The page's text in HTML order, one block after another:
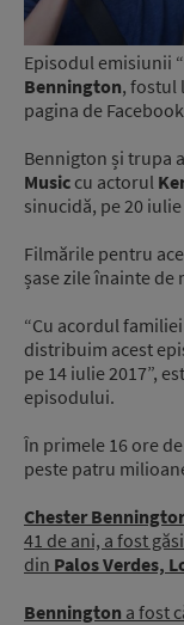
Episodul emisiunii “
Bennington, fostul
pagina de
Bennigton și trupa
Music cu actorul
sinucidă, pe 20 iulie
Filmările pentru
șase zile înainte
“Cu acordul
distribuim acest
pe 14 iulie 2017”,
episodului.
În primele 16 ore
peste patru
Chester
41 de ani, a fost
din Palos Verdes,
Bennington a fost